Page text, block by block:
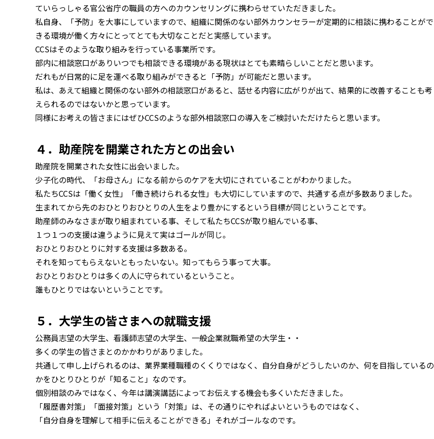
ていらっしゃる官公省庁の職員の方へのカウンセリングに携わらせていただきました。
私自身、「予防」を大事にしていますので、組織に関係のない部外カウンセラーが定期的に相談に携わることがで
きる環境が働く方々にとってとても大切なことだと実感しています。
CCSはそのような取り組みを行っている事業所です。
部内に相談窓口がありいつでも相談できる環境がある現状はとても素晴らしいことだと思います。
だれもが日常的に足を運べる取り組みができると「予防」が可能だと思います。
私は、あえて組織と関係のない部外の相談窓口があると、話せる内容に広がりが出て、結果的に改善することも考
えられるのではないかと思っています。
同様にお考えの皆さまにはぜひCCSのような部外相談窓口の導入をご検討いただけたらと思います。
４．助産院を開業された方との出会い
助産院を開業された女性に出会いました。
少子化の時代、「お母さん」になる前からのケアを大切にされていることがわかりました。
私たちCCSは「働く女性」「働き続けられる女性」も大切にしていますので、共通する点が多数ありました。
生まれてから先のおひとりおひとりの人生をより豊かにするという目標が同じということです。
助産師のみなさまが取り組まれている事、そして私たちCCSが取り組んでいる事、
１つ１つの支援は違うように見えて実はゴールが同じ。
おひとりおひとりに対する支援は多数ある。
それを知ってもらえないともったいない。知ってもらう事って大事。
おひとりおひとりは多くの人に守られているということ。
誰もひとりではないということです。
５．大学生の皆さまへの就職支援
公務員志望の大学生、看護師志望の大学生、一般企業就職希望の大学生・・
多くの学生の皆さまとのかかわりがありました。
共通して申し上げられるのは、業界業種職種のくくりではなく、自分自身がどうしたいのか、何を目指しているの
かをひとりひとりが「知ること」なのです。
個別相談のみではなく、今年は講演講話によってお伝えする機会も多くいただきました。
「履歴書対策」「面接対策」という「対策」は、その通りにやればよいというものではなく、
「自分自身を理解して相手に伝えることができる」それがゴールなのです。